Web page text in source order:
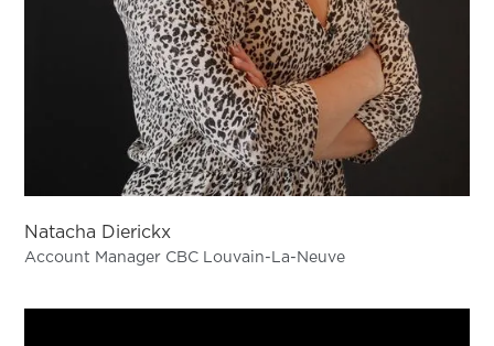
Natacha Dierickx
Account Manager CBC Louvain-La-Neuve